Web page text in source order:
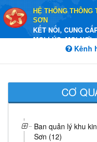
HỆ THỐNG
SƠN
KẾT NỐI, CUNG
MỌI LÚC, MỌI NƠI
Kênh
CƠ
Ban quản lý khu
Sơn (12)